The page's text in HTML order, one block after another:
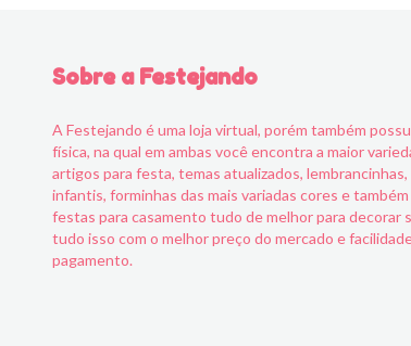
Sobre a Festejando
A Festejando é uma loja virtual, porém também
física, na qual em ambas você encontra a maior
artigos para festa, temas atualizados,
infantis, forminhas das mais variadas cores e
festas para casamento tudo de melhor para decorar
tudo isso com o melhor preço do mercado e
pagamento.